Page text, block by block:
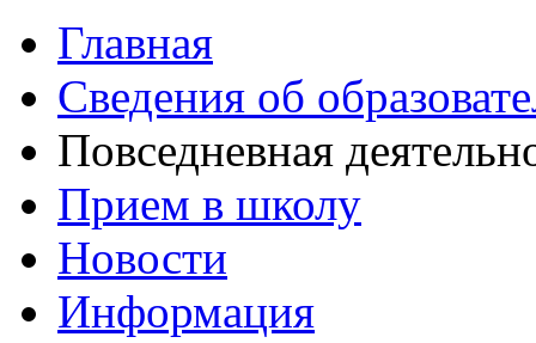
Главная
Сведения об
Повседневная
Прием в школу
Новости
Информация